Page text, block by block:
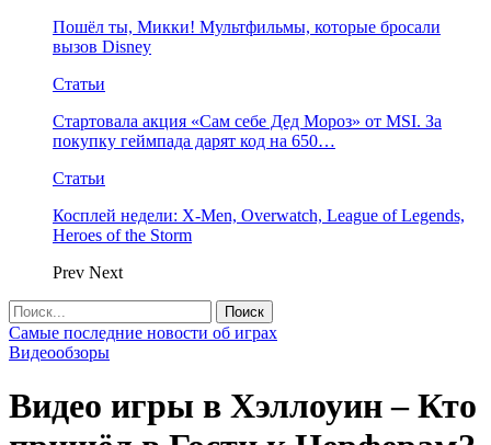
Пошёл ты, Микки! Мультфильмы, которые бросали
вызов Disney
Статьи
Стартовала акция «Сам себе Дед Мороз» от MSI. За
покупку геймпада дарят код на 650…
Статьи
Косплей недели: X-Men, Overwatch, League of Legends,
Heroes of the Storm
Prev Next
Самые последние новости об играх
Видеообзоры
Видео игры в Хэллоуин – Кто